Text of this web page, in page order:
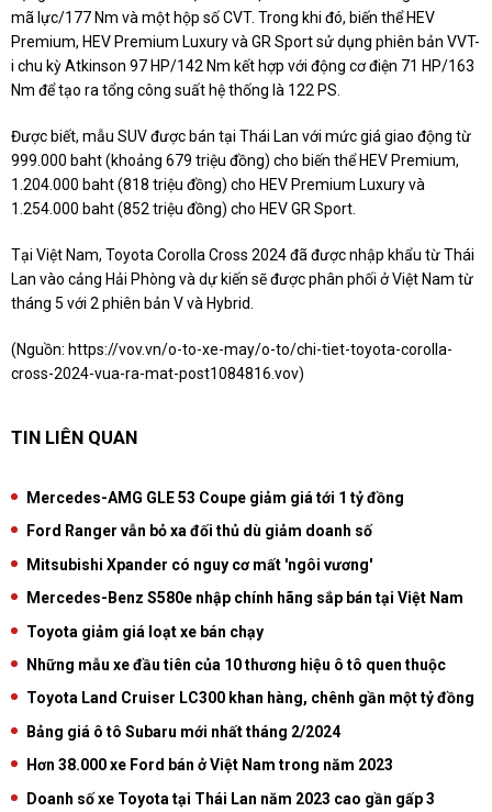
mã lực/177 Nm và một hộp số CVT. Trong khi đó, biến thể HEV
Premium, HEV Premium Luxury và GR Sport sử dụng phiên bản VVT-
i chu kỳ Atkinson 97 HP/142 Nm kết hợp với động cơ điện 71 HP/163
Nm để tạo ra tổng công suất hệ thống là 122 PS.
Được biết, mẫu SUV được bán tại Thái Lan với mức giá giao động từ
999.000 baht (khoảng 679 triệu đồng) cho biến thể HEV Premium,
1.204.000 baht (818 triệu đồng) cho HEV Premium Luxury và
1.254.000 baht (852 triệu đồng) cho HEV GR Sport.
Tại Việt Nam, Toyota Corolla Cross 2024 đã được nhập khẩu từ Thái
Lan vào cảng Hải Phòng và dự kiến sẽ được phân phối ở Việt Nam từ
tháng 5 với 2 phiên bản V và Hybrid.
(Nguồn: https://vov.vn/o-to-xe-may/o-to/chi-tiet-toyota-corolla-
cross-2024-vua-ra-mat-post1084816.vov)
TIN LIÊN QUAN
Mercedes-AMG GLE 53 Coupe giảm giá tới 1 tỷ đồng
Ford Ranger vẫn bỏ xa đối thủ dù giảm doanh số
Mitsubishi Xpander có nguy cơ mất 'ngôi vương'
Mercedes-Benz S580e nhập chính hãng sắp bán tại Việt Nam
Toyota giảm giá loạt xe bán chạy
Những mẫu xe đầu tiên của 10 thương hiệu ô tô quen thuộc
Toyota Land Cruiser LC300 khan hàng, chênh gần một tỷ đồng
Bảng giá ô tô Subaru mới nhất tháng 2/2024
Hơn 38.000 xe Ford bán ở Việt Nam trong năm 2023
Doanh số xe Toyota tại Thái Lan năm 2023 cao gần gấp 3